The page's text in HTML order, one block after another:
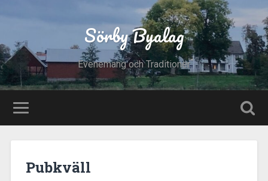
Sörby Byalag
Evenemang och Traditioner
Pubkväll